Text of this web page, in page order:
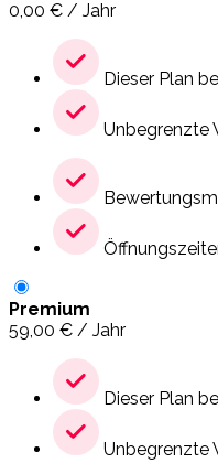
0,00 € / Jahr
Dieser Plan
Unbegrenzte
Premium
59,00 € / Jahr
Dieser Plan
Unbegrenzte